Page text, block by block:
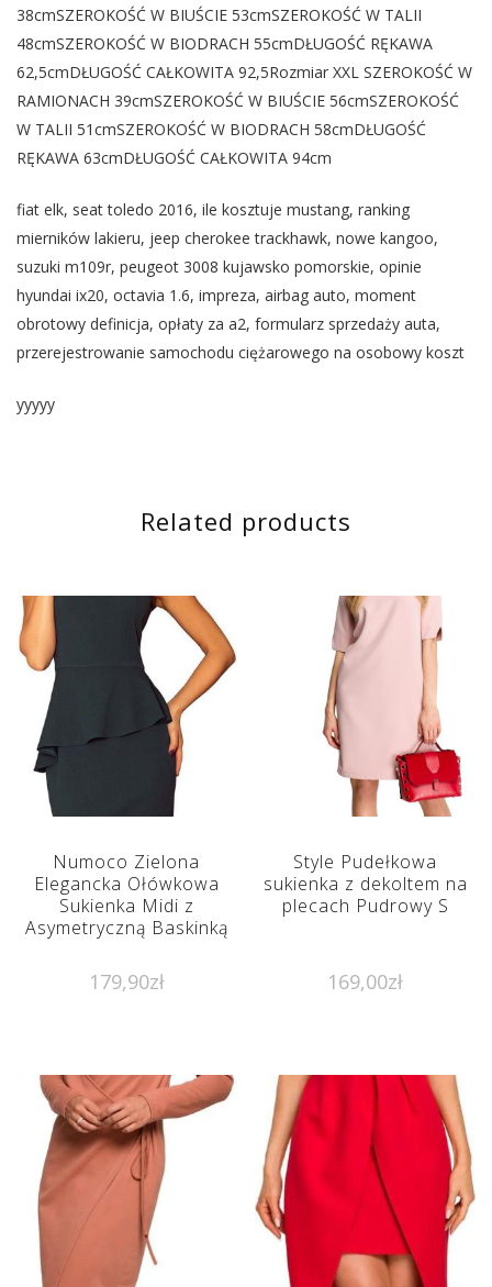
38cmSZEROKOŚĆ W BIUŚCIE 53cmSZEROKOŚĆ W TALII
48cmSZEROKOŚĆ W BIODRACH 55cmDŁUGOŚĆ RĘKAWA
62,5cmDŁUGOŚĆ CAŁKOWITA 92,5Rozmiar XXL SZEROKOŚĆ W
RAMIONACH 39cmSZEROKOŚĆ W BIUŚCIE 56cmSZEROKOŚĆ
W TALII 51cmSZEROKOŚĆ W BIODRACH 58cmDŁUGOŚĆ
RĘKAWA 63cmDŁUGOŚĆ CAŁKOWITA 94cm
fiat elk, seat toledo 2016, ile kosztuje mustang, ranking
mierników lakieru, jeep cherokee trackhawk, nowe kangoo,
suzuki m109r, peugeot 3008 kujawsko pomorskie, opinie
hyundai ix20, octavia 1.6, impreza, airbag auto, moment
obrotowy definicja, opłaty za a2, formularz sprzedaży auta,
przerejestrowanie samochodu ciężarowego na osobowy koszt
yyyyy
Related products
Numoco Zielona
Elegancka Ołówkowa
Sukienka Midi z
Asymetryczną Baskinką
179,90zł
Style Pudełkowa
sukienka z dekoltem na
plecach Pudrowy S
169,00zł